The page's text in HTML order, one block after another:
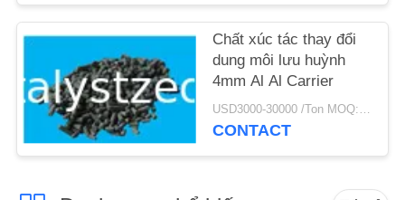
TRANG
WEB
PRIVACY
POLICY
Chất xúc tác thay đổi
dung môi lưu huỳnh
4mm Al Al Carrier
USD3000-30000 /Ton MOQ:1 kg
CONTACT